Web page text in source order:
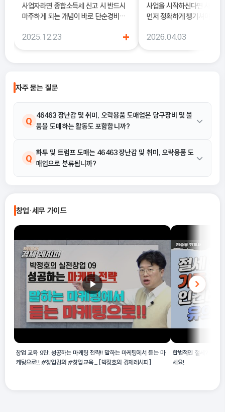
사업자라면 종합소득세 신고 시 반드시
마주하게 되는 개념이 바로 단순경비율
에서는 이 두 가지의 차이를 정확히 이해
경비율의 개념부터, 어떤 경우에 어떤 방
으로 정리합니다.
2025.12.23 +
사업을 시작하신다면 사업자
먼저 정확하게 챙기셔야 해
국세청에 정식으로 사업을
2026.04.03
자주 묻는 질문
Q
46463 장난감 및 취미, 오락용품 도매업은 당구장비 및 물
품을 도매하는 활동도 포함합니까?
A 네, 포함됩니다. 46463 장난감 및 취미, 오락용품 도매업의 활동
예시에는 당구장비 및 물품 도매가 명시되어 있습니다.
Q
화투 및 트럼프 도매는 46463 장난감 및 취미, 오락용품 도
매업으로 분류됩니까?
다.
창업·세무 가이드
창업 교육 9탄. 성공하는 마케팅 전략!! 말하는 마케팅에서 듣는 마
케팅으로!! #창업강의 #창업교육_[박정호의 경제레시피]
합법적인 절세? 가족
세요!